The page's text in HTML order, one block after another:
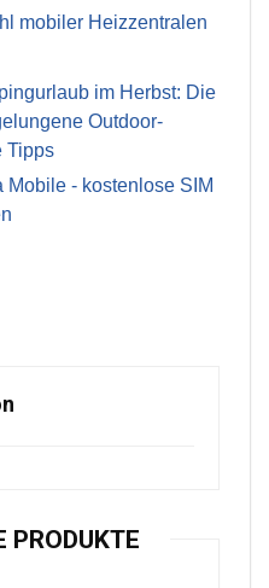
mobiler Heizzentralen
im Herbst: Die
Outdoor-
Tipps
- kostenlose SIM
PRODUKTE